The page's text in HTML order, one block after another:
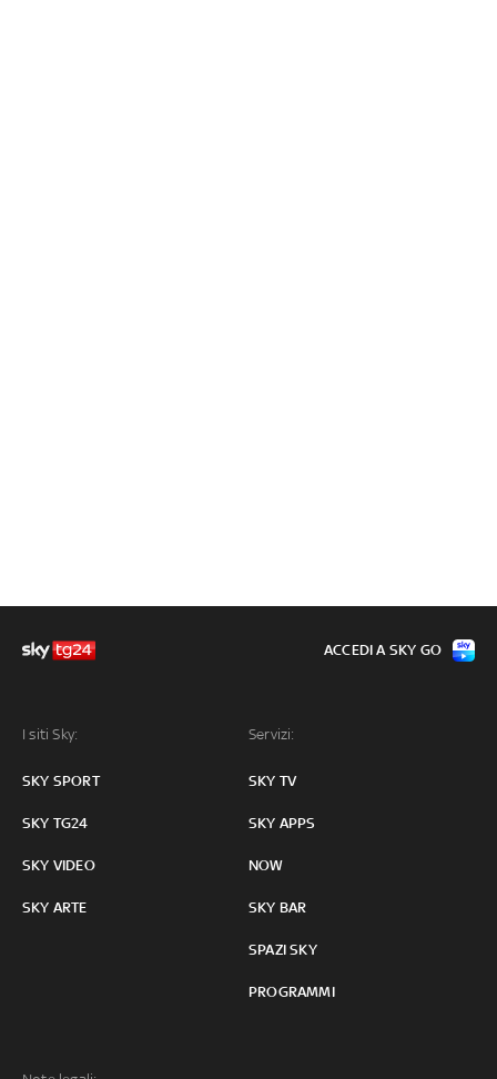
I siti Sky:
SKY SPORT
SKY TG24
SKY VIDEO
SKY ARTE
Servizi:
SKY TV
SKY APPS
NOW
SKY BAR
SPAZI SKY
PROGRAMMI
ACCEDI A SKY GO